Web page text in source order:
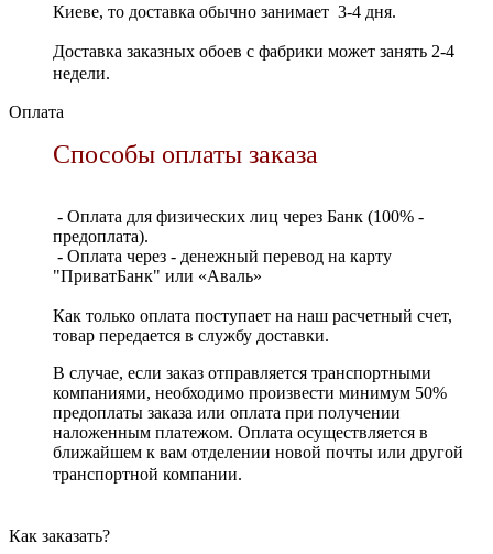
Киеве, то доставка обычно занимает 3-4 дня.
Доставка заказных обоев с фабрики может занять 2-4
недели.
Оплата
Способы оплаты заказа
- Оплата для физических лиц через Банк (100% -
предоплата).
- Оплата через - денежный перевод на карту
"ПриватБанк" или «Аваль»
Как только оплата поступает на наш расчетный счет,
товар передается в службу доставки.
В случае, если заказ отправляется транспортными
компаниями, необходимо произвести минимум 50%
предоплаты заказа или оплата при получении
наложенным платежом. Оплата осуществляется в
ближайшем к вам отделении новой почты или другой
транспортной компании.
Как заказать?